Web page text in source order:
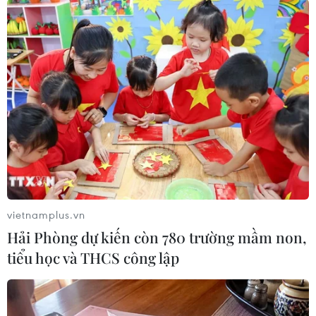
Nhận định Việt Nam vs Indonesia:
Chờ kỳ tích ngay tại 'chảo lửa'
Pakansari
02/08/2026 14:04
HLV Kim Sang Sik: 'Tuyển Việt Nam
đặt mục tiêu giành 3 điểm ngay trên
sân Indonesia'
02/08/2026 13:04
Nhận định Thái Lan vs
Malaysia: "Voi chiến" thị uy sức mạnh
tại thánh địa Rajamangala
01/08/2026 09:27
vietnamplus.vn
Hải Phòng dự kiến còn 780 trường mầm non,
tiểu học và THCS công lập